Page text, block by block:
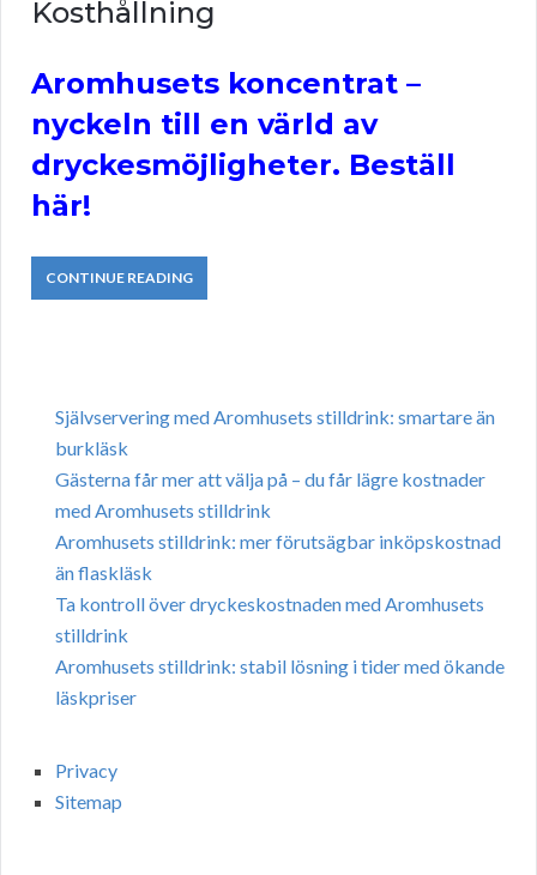
Kosthållning
Aromhusets koncentrat –
nyckeln till en värld av
dryckesmöjligheter. Beställ
här!
CONTINUE READING
Självservering med Aromhusets stilldrink: smartare än
burkläsk
Gästerna får mer att välja på – du får lägre kostnader
med Aromhusets stilldrink
Aromhusets stilldrink: mer förutsägbar inköpskostnad
än flaskläsk
Ta kontroll över dryckeskostnaden med Aromhusets
stilldrink
Aromhusets stilldrink: stabil lösning i tider med ökande
läskpriser
Privacy
Sitemap